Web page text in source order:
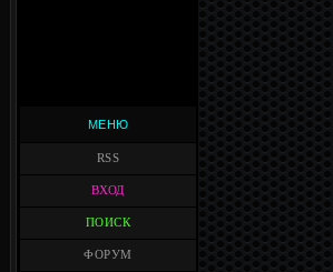
МЕНЮ
RSS
ВХОД
ПОИСК
ФОРУМ